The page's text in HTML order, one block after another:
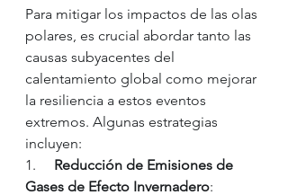
Para mitigar los impactos de las olas
polares, es crucial abordar tanto las
causas subyacentes del
calentamiento global como mejorar
la resiliencia a estos eventos
extremos. Algunas estrategias
incluyen:
1. Reducción de Emisiones de
Gases de Efecto Invernadero: